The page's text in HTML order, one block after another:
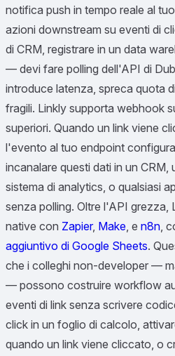
notifica push in tempo reale al
azioni downstream su eventi di
di CRM, registrare in un data
— devi fare polling dell'API di
introduce latenza, spreca quota
fragili. Linkly supporta webhook
superiori. Quando un link viene
l'evento al tuo endpoint
incanalare questi dati in un CRM,
sistema di analytics, o qualsiasi
senza polling. Oltre l'API grezza,
native con Zapier, Make, e n8n,
aggiuntivo di Google Sheets.
che i colleghi non-developer —
— possono costruire workflow
eventi di link senza scrivere
click in un foglio di calcolo,
quando un link viene cliccato, o